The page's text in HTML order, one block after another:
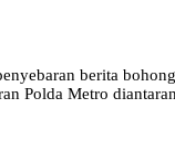
berita
Polda Metro